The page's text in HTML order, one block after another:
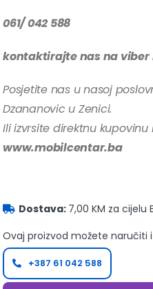
061/ 042 588
kontaktirajte nas na
Posjetite nas u nasoj
Dzananovic u Zenici.
Ili izvrsite direktnu kupovinu
www.mobilcentar.ba
Dostava: 7,00 KM za cijelu
Ovaj proizvod možete naručiti
+387 61 042 588